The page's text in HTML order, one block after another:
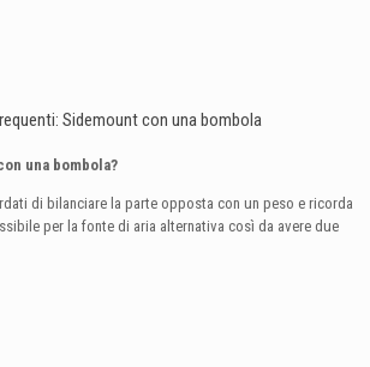
Sidemount con una bombola
una bombola?
di bilanciare la parte opposta con un peso e ricorda
per la fonte di aria alternativa così da avere due